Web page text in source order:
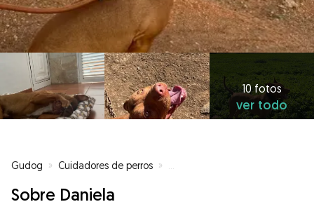
10 fotos
ver todo
Gudog » Cuidadores de perros »
Sobre Daniela